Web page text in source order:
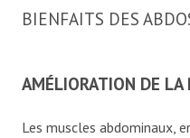
BIENFAITS DES
AMÉLIORATION DE LA
Les muscles abdominaux,